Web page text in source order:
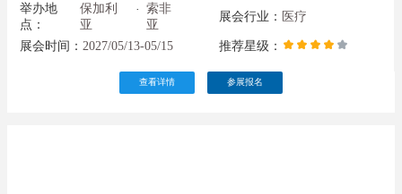
举办地
点：
保加利
亚
·
索非
亚
展会行业： 医疗
展会时间： 2027/05/13-05/15 推荐星级：
查看详情 参展报名